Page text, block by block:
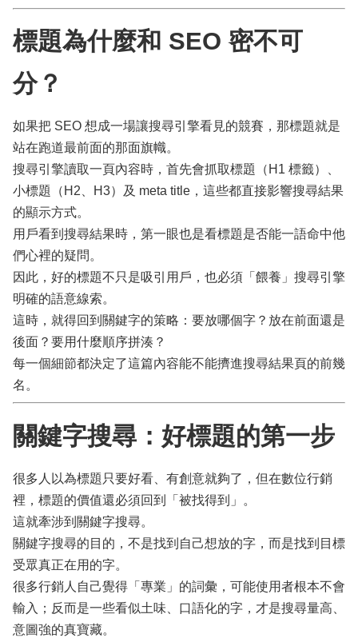
標題為什麼和 SEO 密不可
分？
如果把 SEO 想成一場讓搜尋引擎看見的競賽，那標題就是
站在跑道最前面的那面旗幟。
搜尋引擎讀取一頁內容時，首先會抓取標題（H1 標籤）、
小標題（H2、H3）及 meta title，這些都直接影響搜尋結果
的顯示方式。
用戶看到搜尋結果時，第一眼也是看標題是否能一語命中他
們心裡的疑問。
因此，好的標題不只是吸引用戶，也必須「餵養」搜尋引擎
明確的語意線索。
這時，就得回到關鍵字的策略：要放哪個字？放在前面還是
後面？要用什麼順序拼湊？
每一個細節都決定了這篇內容能不能擠進搜尋結果頁的前幾
名。
關鍵字搜尋：好標題的第一步
很多人以為標題只要好看、有創意就夠了，但在數位行銷
裡，標題的價值還必須回到「被找得到」。
這就牽涉到關鍵字搜尋。
關鍵字搜尋的目的，不是找到自己想放的字，而是找到目標
受眾真正在用的字。
很多行銷人自己覺得「專業」的詞彙，可能使用者根本不會
輸入；反而是一些看似土味、口語化的字，才是搜尋量高、
意圖強的真寶藏。